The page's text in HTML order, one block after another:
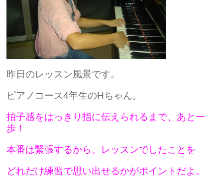
昨日のレッスン風景です。
ピアノコース4年生のHちゃん。
拍子感をはっきり指に伝えられるまで、あと一
歩！
本番は緊張するから、レッスンでしたことを
どれだけ練習で思い出せるかがポイントだよ。